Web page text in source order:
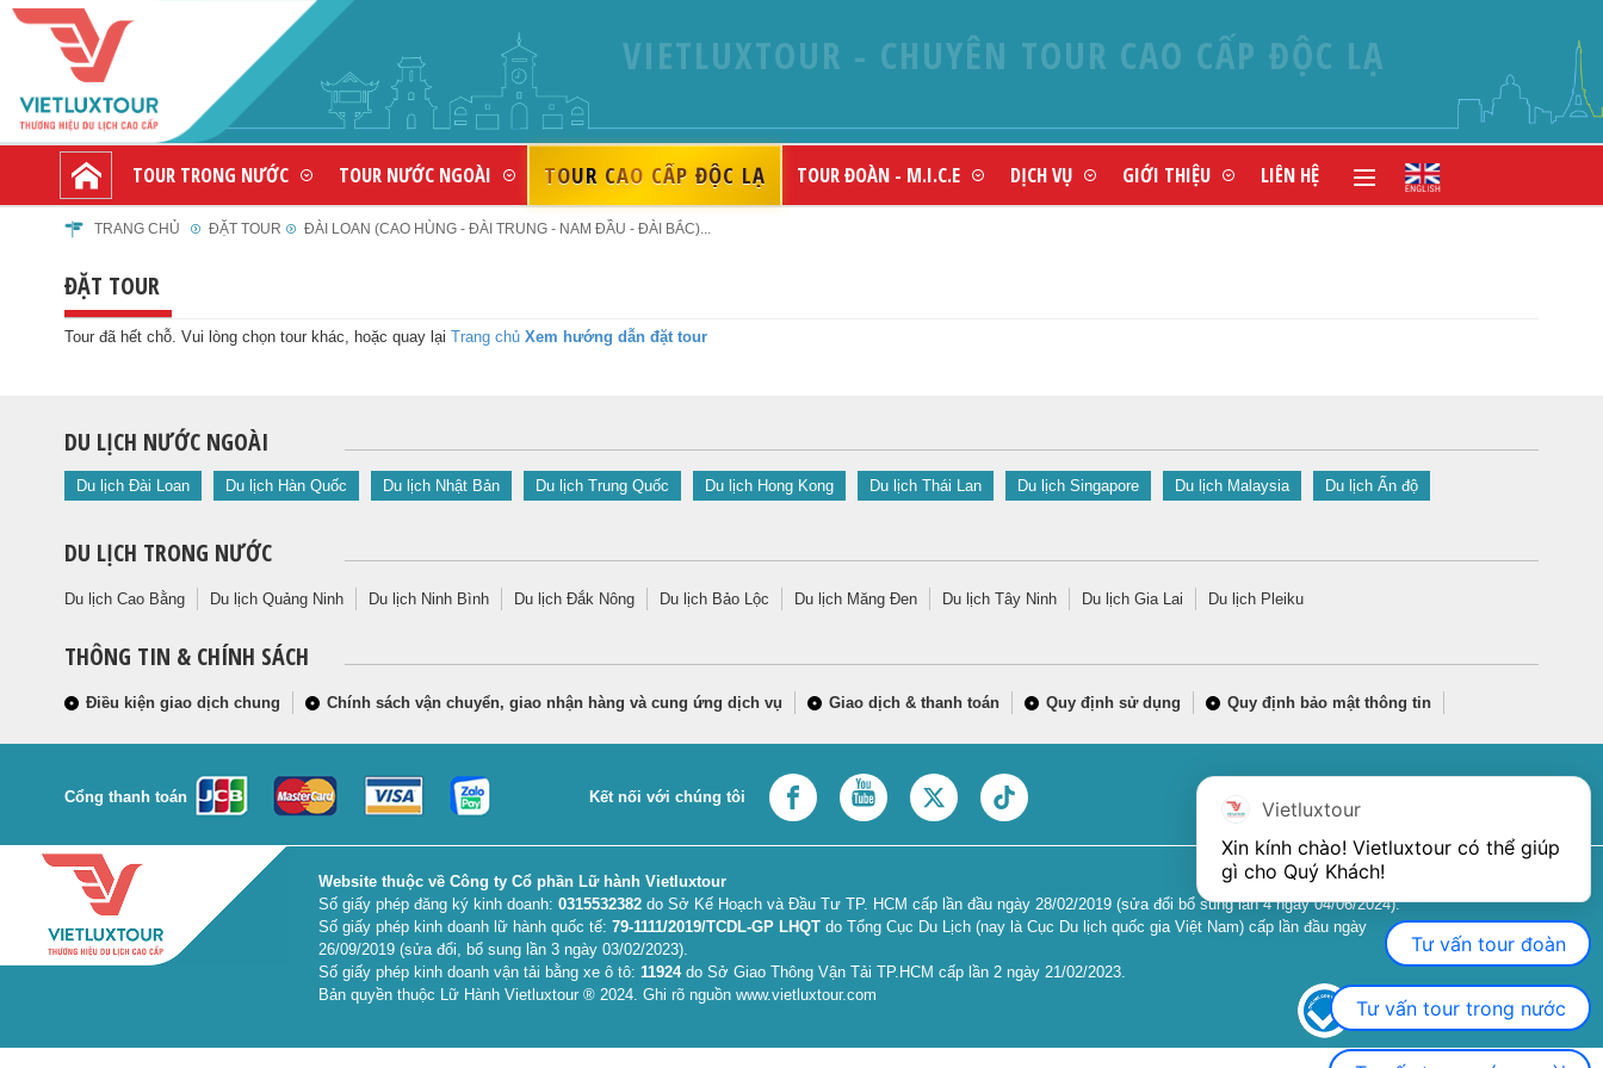
VIETLUXTOUR - CHUYÊN TOUR CAO CẤP ĐỘC LẠ
TOUR TRONG NƯỚC TOUR NƯỚC NGOÀI TOUR CAO CẤP ĐỘC LẠ TOUR ĐOÀN - M.I.C.E DỊCH VỤ GIỚI THIỆU LIÊN HỆ
TRANG CHỦ ĐẶT TOUR ĐÀI LOAN (CAO HÙNG - ĐÀI TRUNG - NAM ĐẦU - ĐÀI BẮC)...
ĐẶT TOUR
Tour đã hết chỗ. Vui lòng chọn tour khác, hoặc quay lại Trang chủ Xem hướng dẫn đặt tour
DU LỊCH NƯỚC NGOÀI
Du lịch Đài Loan Du lịch Hàn Quốc Du lịch Nhật Bản Du lịch Trung Quốc Du lịch Hong Kong Du lịch Thái Lan Du lịch Singapore Du lịch Malaysia Du lịch Ấn độ
DU LỊCH TRONG NƯỚC
Du lịch Cao Bằng Du lịch Quảng Ninh Du lịch Ninh Bình Du lịch Đắk Nông Du lịch Bảo Lộc Du lịch Măng Đen Du lịch Tây Ninh Du lịch Gia Lai Du lịch Pleiku
THÔNG TIN & CHÍNH SÁCH
Điều kiện giao dịch chung Chính sách vận chuyển, giao nhận hàng và cung ứng dịch vụ Giao dịch & thanh toán Quy định sử dụng Quy định bảo mật thông tin
Cổng thanh toán Kết nối với chúng tôi
Website thuộc về Công ty Cổ phần Lữ hành Vietluxtour
Số giấy phép đăng ký kinh doanh:0315532382 do Sở Kế Hoạch và Đầu Tư TP. HCM cấp lần đầu ngày 28/02/2019 (sửa đổi bổ sung lần 4 ngày 04/06/2024).
Số giấy phép kinh doanh lữ hành quốc tế:79-1111/2019/TCDL-GP LHQT do Tổng Cục Du Lịch (nay là Cục Du lịch quốc gia Việt Nam) cấp lần đầu ngày
26/09/2019 (sửa đổi, bổ sung lần 3 ngày 03/02/2023).
Số giấy phép kinh doanh vận tải bằng xe ô tô:11924do Sở Giao Thông Vận Tải TP.HCM cấp lần 2 ngày 21/02/2023.
Bản quyền thuộc Lữ Hành Vietluxtour ® 2024. Ghi rõ nguồn www.vietluxtour.com
Vietluxtour
Xin kính chào! Vietluxtour có thể giúp
gì cho Quý Khách!
Tư vấn tour đoàn
Tư vấn tour trong nước